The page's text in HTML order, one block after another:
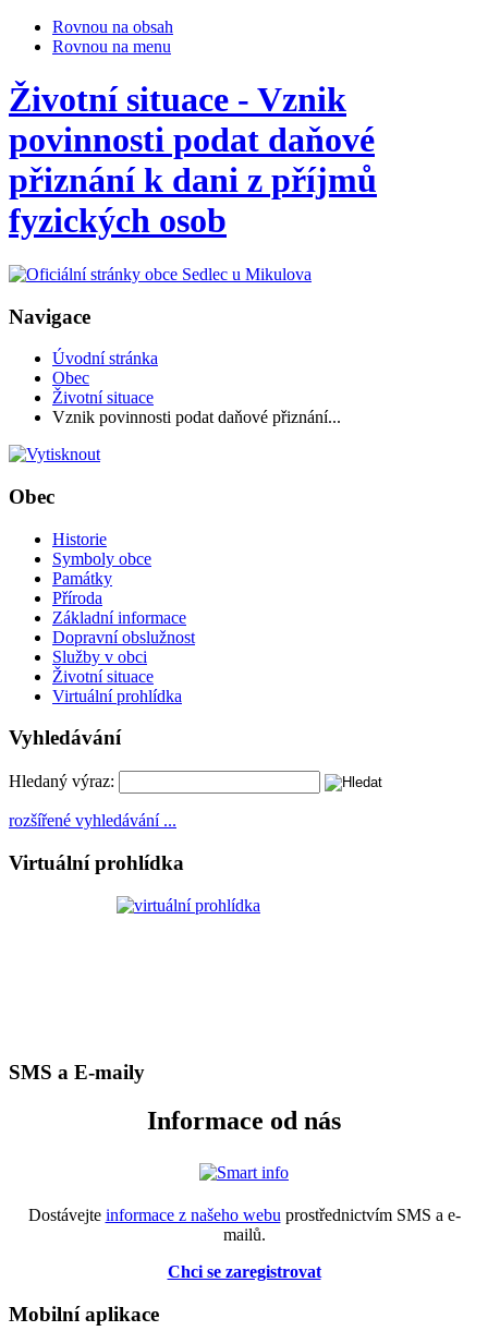
Rovnou na obsah
Rovnou na menu
Životní situace - Vznik
povinnosti podat daňové
přiznání k dani z příjmů
fyzických osob
Navigace
Úvodní stránka
Obec
Životní situace
Vznik povinnosti podat daňové přiznání...
Obec
Historie
Symboly obce
Památky
Příroda
Základní informace
Dopravní obslužnost
Služby v obci
Životní situace
Virtuální prohlídka
Vyhledávání
Hledaný výraz:
rozšířené vyhledávání ...
Virtuální prohlídka
SMS a E-maily
Informace od nás
Dostávejte informace z našeho webu prostřednictvím SMS a e-
mailů.
Chci se zaregistrovat
Mobilní aplikace